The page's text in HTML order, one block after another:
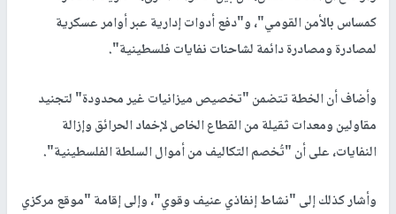
كمساس بالأمن القومي"، و"دفع أدوات إدارية عبر أوامر عسكرية
لمصادرة ومصادرة دائمة لشاحنات نفايات فلسطينية".
وأضاف أن الخطة تتضمن "تخصيص ميزانيات غير محدودة" لتجنيد
مقاولين ومعدات ثقيلة من القطاع الخاص لإخماد الحرائق وإزالة
النفايات، على أن "تُخصم التكاليف من أموال السلطة الفلسطينية".
وأشار كذلك إلى "نشاط إنفاذي عنيف وقوي"، وإلى إقامة "موقع مركزي